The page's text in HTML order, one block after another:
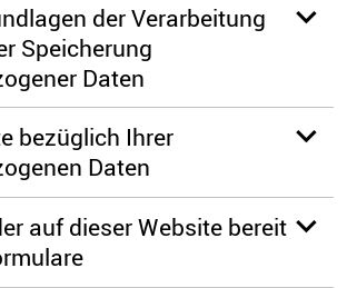
der Verarbeitung
Speicherung
Daten
bezüglich Ihrer
Daten
auf dieser Website bereit